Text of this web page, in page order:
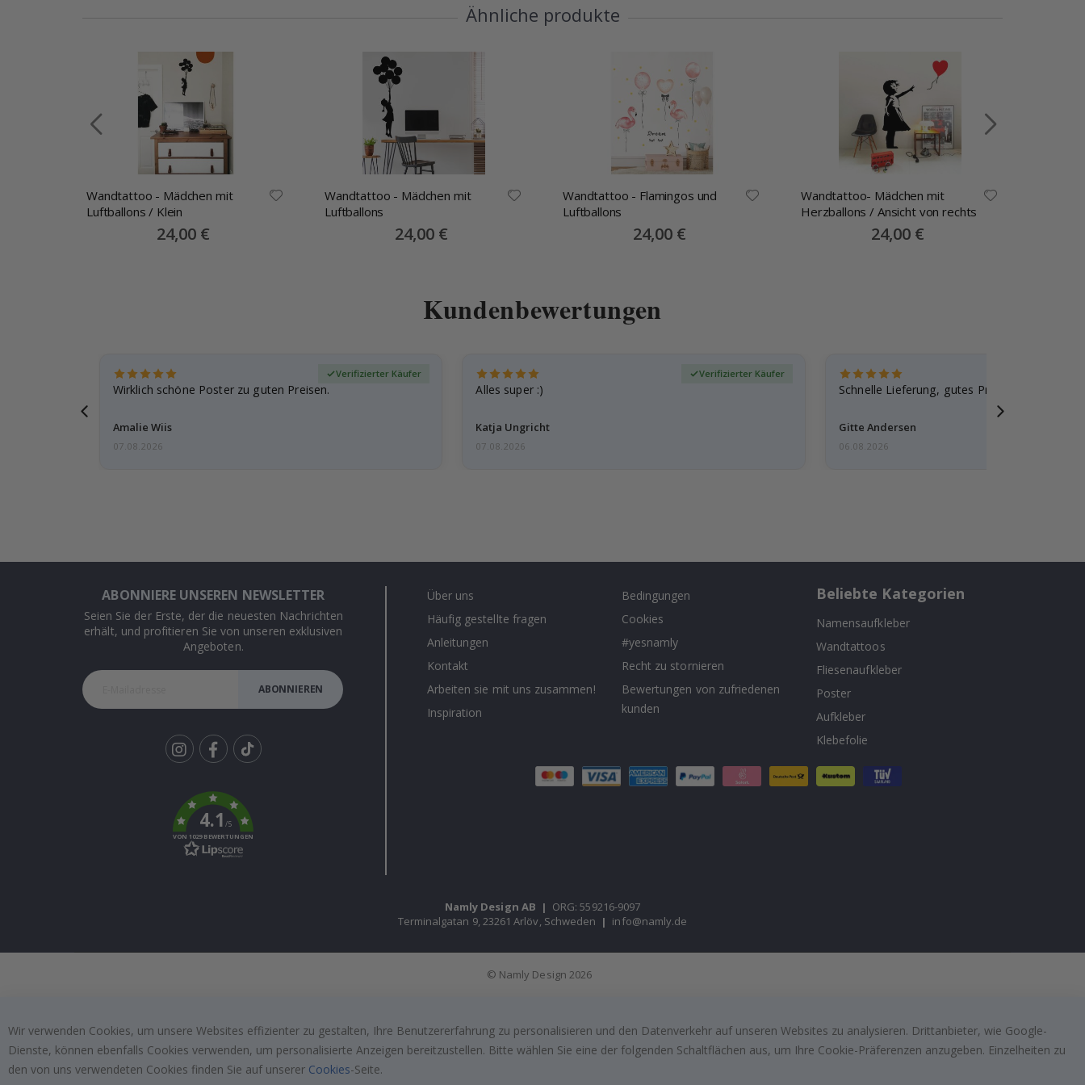
Ähnliche produkte
Wandtattoo - Mädchen mit
Luftballons / Klein
Special
Price
24,00 €
Wandtattoo - Mädchen mit
Luftballons
Special
Price
24,00 €
Wandtattoo - Flamingos und
Luftballons
Special
Price
24,00 €
Wandtattoo- Mädchen mit
Herzballons / Ansicht von rechts
Special
Price
24,00 €
Kundenbewertungen
Wirklich schöne Poster zu guten Preisen.
Amalie Wiis
Verifizierter Käufer
07.08.2026
Alles super :)
Katja Ungricht
Verifizierter Käufer
07.08.2026
Schnelle Lieferung, gutes Produkt
Gitte Andersen
06.08.2026
ABONNIERE UNSEREN NEWSLETTER
Seien Sie der Erste, der die neuesten Nachrichten
erhält, und profitieren Sie von unseren exklusiven
Angeboten.
ABONNIEREN
k
4.1/5
VON 1029 BEWERTUNGEN
Über uns
Häufig gestellte fragen
Anleitungen
Kontakt
Arbeiten sie mit uns zusammen!
Inspiration
Bedingungen
Cookies
#yesnamly
Recht zu stornieren
Bewertungen von zufriedenen
kunden
Beliebte Kategorien
Namensaufkleber
Wandtattoos
Fliesenaufkleber
Poster
Aufkleber
Klebefolie
Namly Design AB | ORG: 559216-9097
Terminalgatan 9, 23261 Arlöv, Schweden | info@namly.de
© Namly Design 2026
Wir verwenden Cookies, um unsere Websites effizienter zu gestalten, Ihre Benutzererfahrung zu personalisieren und den Datenverkehr auf unseren Websites zu analysieren. Drittanbieter, wie Google-
Dienste, können ebenfalls Cookies verwenden, um personalisierte Anzeigen bereitzustellen. Bitte wählen Sie eine der folgenden Schaltflächen aus, um Ihre Cookie-Präferenzen anzugeben. Einzelheiten zu
den von uns verwendeten Cookies finden Sie auf unserer Cookies-Seite.